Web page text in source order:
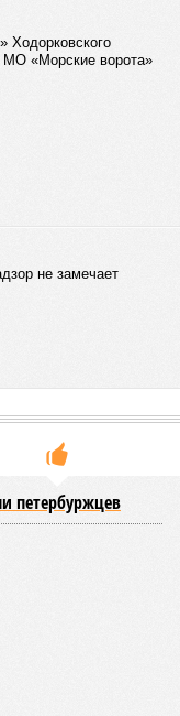
в отдельную
и
мест по всем
на общий
включив
боевых действиях,
Порядок
количество
меньше
на
места
но теперь они
а в 2025 году –
города по
что на 40%
вновь стал
10% от общего
поступили
339 человек,